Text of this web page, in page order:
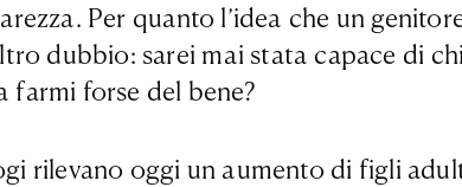
Per quanto l’idea che un
dubbio: sarei mai stata capace di
forse del bene?
rilevano oggi un aumento di figli